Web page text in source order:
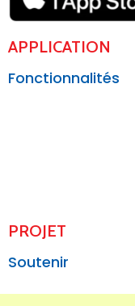
APPLICATION
Fonctionnalités
PROJET
Soutenir